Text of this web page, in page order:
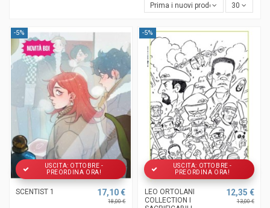
Prima i nuovi prodotti 30
-5%
USCITA: OTTOBRE -
PREORDINA ORA!
SCENTIST 1 17,10 €
18,00 €
-5%
USCITA: OTTOBRE -
PREORDINA ORA!
LEO ORTOLANI
COLLECTION I
12,35 €
13,00 €